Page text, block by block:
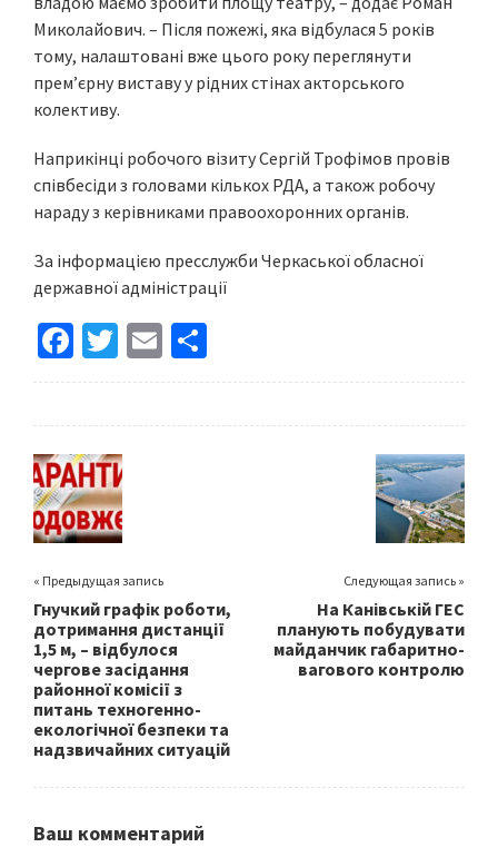
Миколайович. – Після пожежі, яка відбулася 5 років
тому, налаштовані вже цього року переглянути
прем’єрну виставу у рідних стінах акторського
колективу.
Наприкінці робочого візиту Сергій Трофімов провів
співбесіди з головами кількох РДА, а також робочу
нараду з керівниками правоохоронних органів.
За інформацією пресслужби Черкаської обласної
державної адміністрації
Fa
ce
o
o
k
T
wi
er
E
m h
« Предыдущая запись
Гнучкий графік роботи,
дотримання дистанції
1,5 м, – відбулося
чергове засідання
районної комісії з
питань техногенно-
екологічної безпеки та
надзвичайних ситуацій
Следующая запись »
На Канівській ГЕС
планують побудувати
майданчик габаритно-
вагового контролю
Ваш комментарий